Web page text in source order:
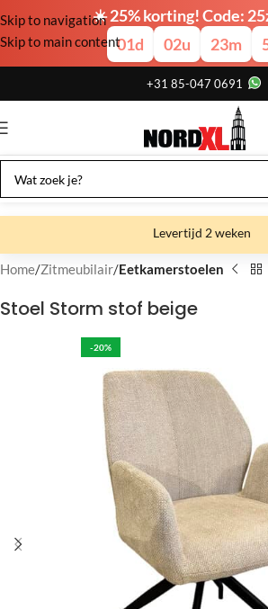
☀️ 25% korting! Code:
01d 02u 23m
Skip to navigation
Skip to main content
+31 85-047 0691
Levertijd 2 weken
Gratis verzending
Gratis afhalen
Home Zitmeubilair Eetkamerstoelen
Stoel Storm stof beige
-20%